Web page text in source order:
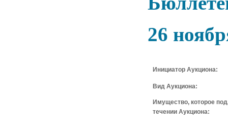
26
Инициатор Аукциона:
Вид Аукциона:
Имущество, которое
течении Аукциона: